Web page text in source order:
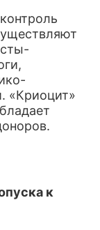
«Криоцит»
к